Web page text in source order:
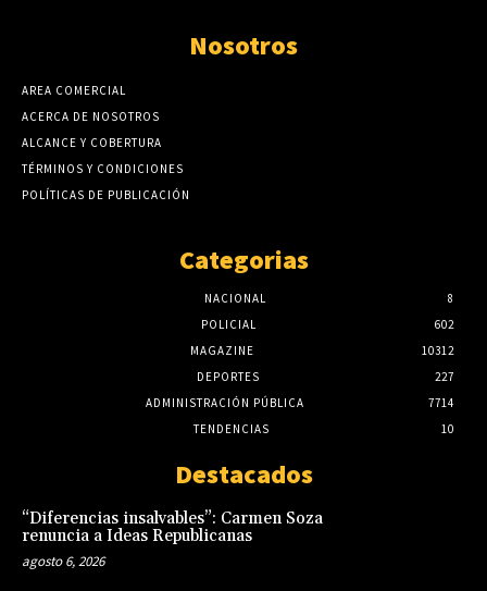
Nosotros
AREA COMERCIAL
ACERCA DE NOSOTROS
ALCANCE Y COBERTURA
TÉRMINOS Y CONDICIONES
POLÍTICAS DE PUBLICACIÓN
Categorias
NACIONAL
8
POLICIAL
602
MAGAZINE
10312
DEPORTES
227
ADMINISTRACIÓN PÚBLICA
7714
TENDENCIAS
10
Destacados
“Diferencias insalvables”: Carmen Soza
renuncia a Ideas Republicanas
agosto 6, 2026